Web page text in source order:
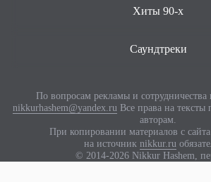
Хиты 90-х
Саундтреки
По вопросам рекламы и сотрудничества
nikkurhashem@yandex.ruВсе права на тексты
авторам.
При копировании материалов с
на источник nikkur.ru
© 2014-2026 Nikkur Hashem,